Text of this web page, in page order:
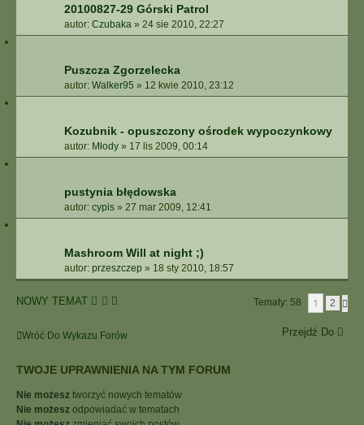
20100827-29 Górski Patrol
autor: Czubaka » 24 sie 2010, 22:27
Puszcza Zgorzelecka
autor: Walker95 » 12 kwie 2010, 23:12
Kozubnik - opuszczony ośrodek wypoczynkowy
autor: Młody » 17 lis 2009, 00:14
pustynia błędowska
autor: cypis » 27 mar 2009, 12:41
Mashroom Will at night ;)
autor: przeszczep » 18 sty 2010, 18:57
NOWY TEMAT Tematy: 58 1 2
Wróć Do Wykazu Forów Przejdź Do
TWOJE UPRAWNIENIA NA TYM FORUM
Nie możesz tworzyć nowych tematów
Nie możesz odpowiadać w tematach